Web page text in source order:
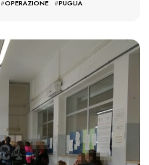
#OPERAZIONE #PUGLIA